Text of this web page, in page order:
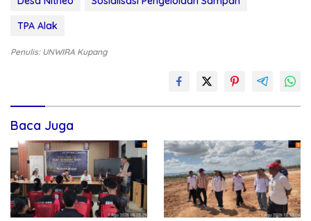
TPA Alak
Penulis: UNWIRA Kupang
Baca Juga